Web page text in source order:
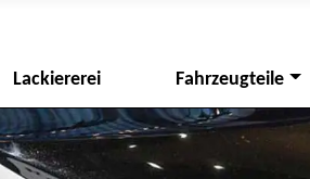
Lackiererei Fahrzeugteile